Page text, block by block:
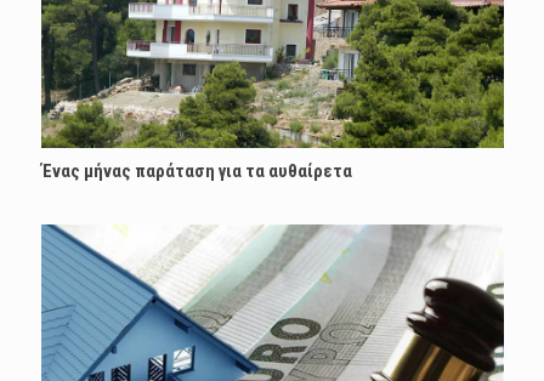
Ένας μήνας παράταση για τα αυθαίρετα